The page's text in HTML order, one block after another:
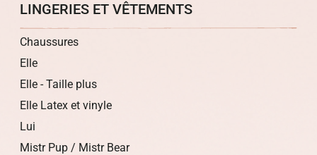
LINGERIES ET VÊTEMENTS
Chaussures
Elle
Elle - Taille plus
Elle Latex et vinyle
Lui
Mistr Pup / Mistr Bear